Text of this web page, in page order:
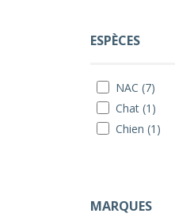
ESPÈCES
NAC (7)
Chat (1)
Chien (1)
MARQUES